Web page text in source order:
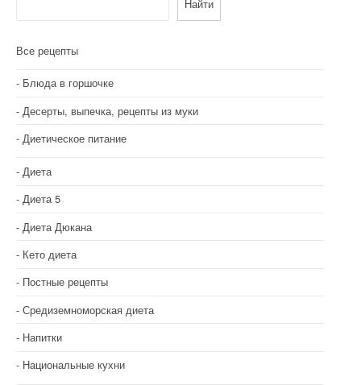
Найти
Все рецепты
Блюда в горшочке
Десерты, выпечка, рецепты из муки
Диетическое питание
Диета
Диета 5
Диета Дюкана
Кето диета
Постные рецепты
Средиземноморская диета
Напитки
Национальные кухни